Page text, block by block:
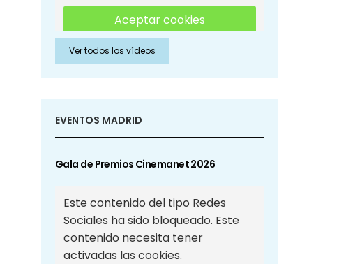
Aceptar cookies
Aceptar cookies de Redes
Sociales
Ver todos los vídeos
EVENTOS MADRID
Gala de Premios Cinemanet 2026
Este contenido del tipo Redes
Sociales ha sido bloqueado. Este
contenido necesita tener
activadas las cookies.